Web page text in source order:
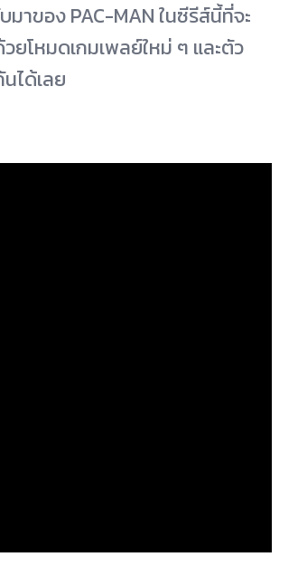
าของ PAC-MAN ในซีรีส์นี้ที่จะ
ยโหมดเกมเพลย์ใหม่ ๆ และตัว
นได้เลย